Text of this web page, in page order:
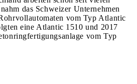
das Schweizer Unternehmen
vom Typ Atlantic
eine Atlantic 1510 und 2017
vom Typ